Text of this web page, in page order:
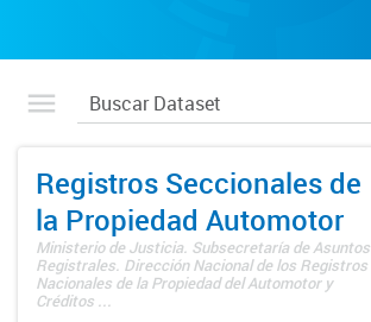
Registros Seccionales de
la Propiedad Automotor
Ministerio de Justicia. Subsecretaría de Asuntos
Registrales. Dirección Nacional de los Registros
Nacionales de la Propiedad del Automotor y
Créditos ...